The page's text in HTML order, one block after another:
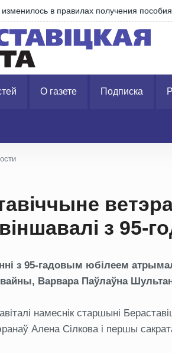
в правилах получения пособия по
О газете Подписка
з 95-
з 95-гадовым юбілеем
, Варвара Паўлаўна
намеснік старшыні
Алена Сілкова і першы